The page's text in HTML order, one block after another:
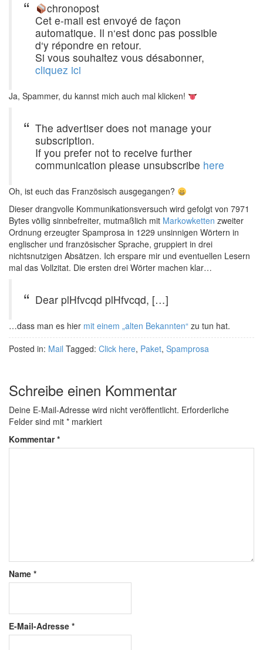
chronopost
Cet e-mail est envoyé de façon
automatique. Il n‘est donc pas possible
d‘y répondre en retour.
Si vous souhaitez vous désabonner,
cliquez ici
Ja, Spammer, du kannst mich auch mal klicken!
The advertiser does not manage your
subscription.
If you prefer not to receive further
communication please unsubscribe here
Oh, ist euch das Französisch ausgegangen?
Dieser drangvolle Kommunikationsversuch wird gefolgt von 7971
Bytes völlig sinnbefreiter, mutmaßlich mit Markowketten zweiter
Ordnung erzeugter Spamprosa in 1229 unsinnigen Wörtern in
englischer und französischer Sprache, gruppiert in drei
nichtsnutzigen Absätzen. Ich erspare mir und eventuellen Lesern
mal das Vollzitat. Die ersten drei Wörter machen klar…
Dear plHfvcqd plHfvcqd, […]
…dass man es hier mit einem „alten Bekannten“ zu tun hat.
Posted in: Mail Tagged: Click here, Paket, Spamprosa
Schreibe einen Kommentar
Deine E-Mail-Adresse wird nicht veröffentlicht. Erforderliche
Felder sind mit * markiert
Kommentar*
Name *
E-Mail-Adresse *